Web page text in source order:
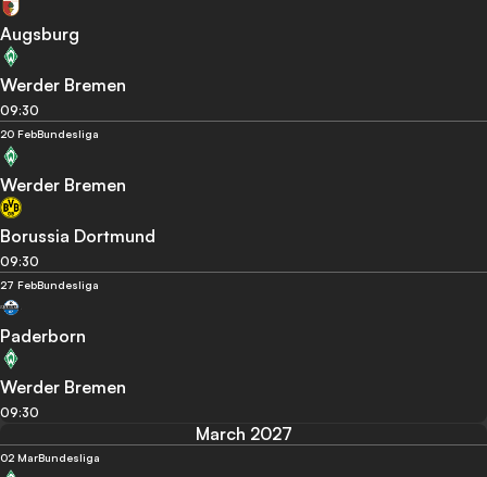
Augsburg
Werder Bremen
09:30
20 FebBundesliga
Werder Bremen
Borussia Dortmund
09:30
27 FebBundesliga
Paderborn
Werder Bremen
09:30
March 2027
02 MarBundesliga